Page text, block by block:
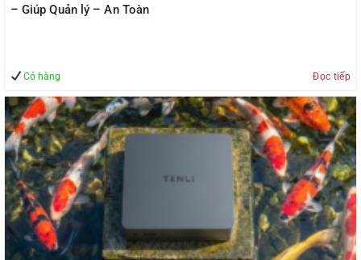
– Giúp Quản lý – An Toàn
Có hàng Đọc tiếp